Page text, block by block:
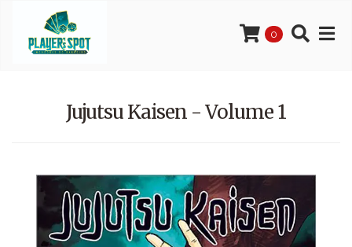
0
Jujutsu Kaisen - Volume 1